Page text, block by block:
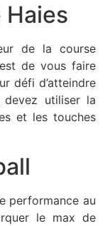
Haies
de la course
de vous faire
défi d’atteindre
devez utiliser la
et les touches
performance au
le max de